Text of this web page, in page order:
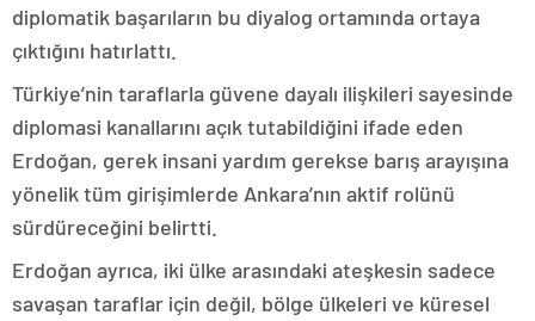
diplomatik başarıların bu diyalog ortamında ortaya
çıktığını hatırlattı.
Türkiye’nin taraflarla güvene dayalı ilişkileri sayesinde
diplomasi kanallarını açık tutabildiğini ifade eden
Erdoğan, gerek insani yardım gerekse barış arayışına
yönelik tüm girişimlerde Ankara’nın aktif rolünü
sürdüreceğini belirtti.
Erdoğan ayrıca, iki ülke arasındaki ateşkesin sadece
savaşan taraflar için değil, bölge ülkeleri ve küresel